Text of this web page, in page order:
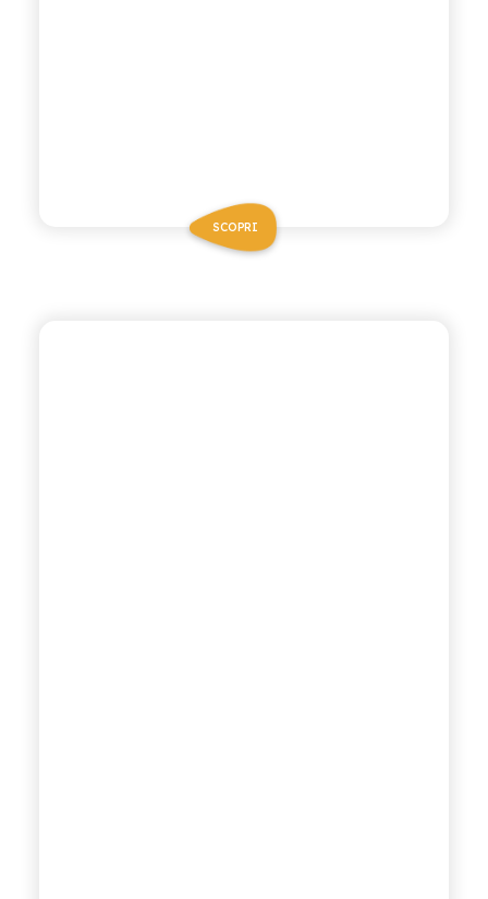
SCOPRI